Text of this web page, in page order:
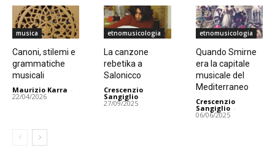
musica
Canoni, stilemi e
grammatiche
musicali
Maurizio Karra -
22/04/2026
etnomusicologia
La canzone
rebetika a
Salonicco
Crescenzio
Sangiglio -
27/09/2025
etnomusicologia
Quando Smirne
era la capitale
musicale del
Mediterraneo
Crescenzio
Sangiglio -
06/06/2025